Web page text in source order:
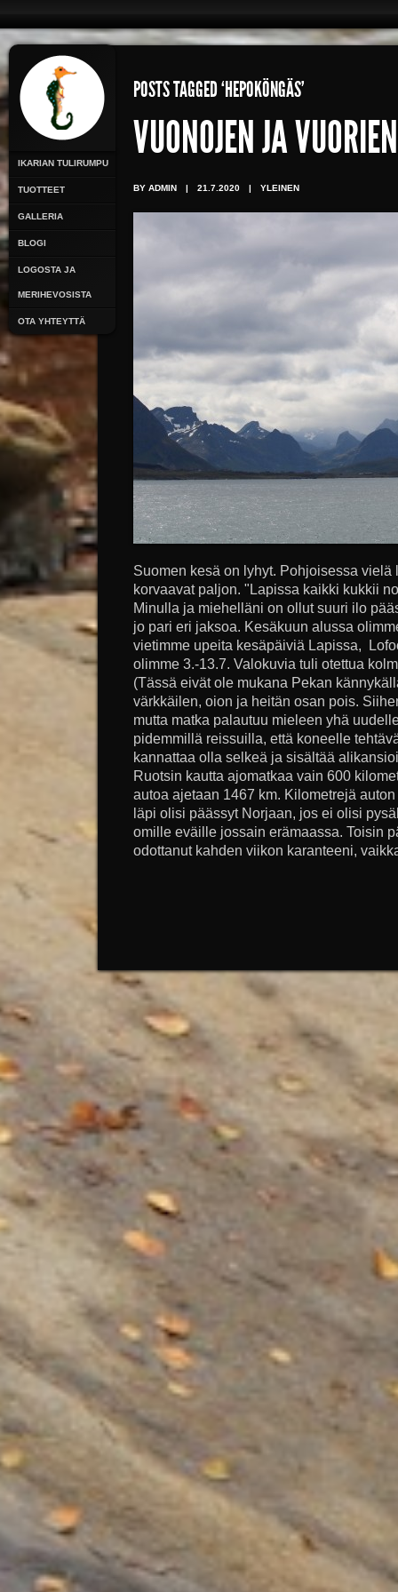
IKARIAN TULIRUMPU
TUOTTEET
GALLERIA
BLOGI
LOGOSTA JA
MERIHEVOSISTA
OTA YHTEYTTÄ
POSTS TAGGED ‘HEPOKÖNGÄS’
VUONOJEN JA
BY ADMIN | 21.7.2020 | YLEINEN
Suomen kesä on lyhyt. Pohjoisessa vielä
korvaavat paljon. "Lapissa kaikki kukkii
Minulla ja miehelläni on ollut suuri ilo
jo pari eri jaksoa. Kesäkuun alussa
vietimme upeita kesäpäiviä Lapissa,
olimme 3.-13.7. Valokuvia tuli otettua
(Tässä eivät ole mukana Pekan
värkkäilen, oion ja heitän osan pois.
mutta matka palautuu mieleen yhä
pidemmillä reissuilla, että koneelle
kannattaa olla selkeä ja sisältää
Ruotsin kautta ajomatkaa vain 600
autoa ajetaan 1467 km. Kilometrejä
läpi olisi päässyt Norjaan, jos ei olisi
omille eväille jossain erämaassa. Toisin
odottanut kahden viikon karanteeni,